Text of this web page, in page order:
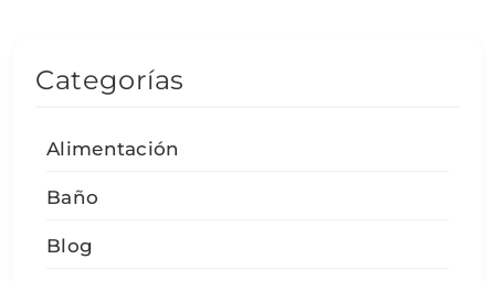
Categorías
Alimentación
Baño
Blog